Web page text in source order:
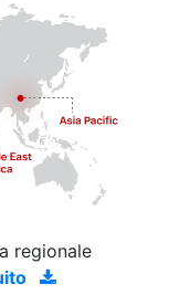
regionale